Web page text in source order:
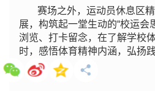
赛场之外，运动员休息区
展，构筑起一堂生动的“校运会
浏览、打卡留念，在了解学校
时，感悟体育精神内涵，弘扬